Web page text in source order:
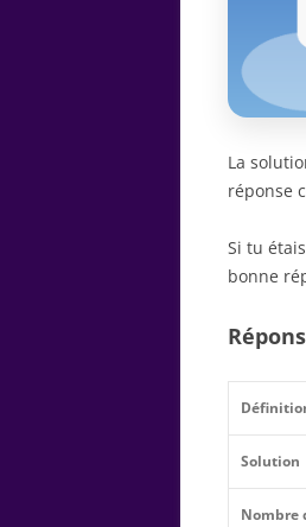
La
réponse
Si tu
bonne
Solution
Nombre